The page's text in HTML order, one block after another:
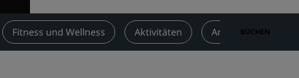
Geschäftsreisender
Hotels im Stadtzentrum
Besuchen Sie unseren Blog
Fitness und Wellness Aktivitäten AngeboteBUCHEN